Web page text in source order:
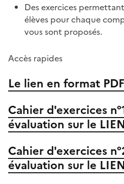
Des exercices
élèves pour chaque
vous sont proposés.
Accès rapides
Le lien en format PDF
Cahier d'exercices
évaluation sur le
Cahier d'exercices
évaluation sur le